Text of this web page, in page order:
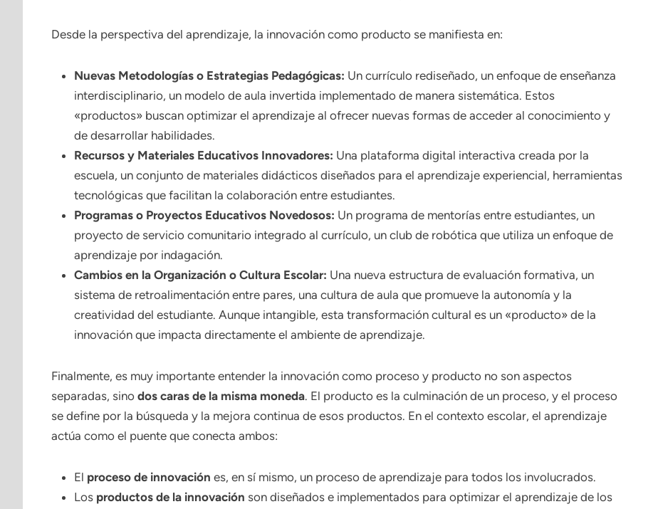
Desde la perspectiva del aprendizaje, la innovación como producto se manifiesta en:
Nuevas Metodologías o Estrategias Pedagógicas: Un currículo rediseñado, un enfoque de enseñanza
interdisciplinario, un modelo de aula invertida implementado de manera sistemática. Estos
«productos» buscan optimizar el aprendizaje al ofrecer nuevas formas de acceder al conocimiento y
de desarrollar habilidades.
Recursos y Materiales Educativos Innovadores: Una plataforma digital interactiva creada por la
escuela, un conjunto de materiales didácticos diseñados para el aprendizaje experiencial, herramientas
tecnológicas que facilitan la colaboración entre estudiantes.
Programas o Proyectos Educativos Novedosos: Un programa de mentorías entre estudiantes, un
proyecto de servicio comunitario integrado al currículo, un club de robótica que utiliza un enfoque de
aprendizaje por indagación.
Cambios en la Organización o Cultura Escolar: Una nueva estructura de evaluación formativa, un
sistema de retroalimentación entre pares, una cultura de aula que promueve la autonomía y la
creatividad del estudiante. Aunque intangible, esta transformación cultural es un «producto» de la
innovación que impacta directamente el ambiente de aprendizaje.
Finalmente, es muy importante entender la innovación como proceso y producto no son aspectos
separadas, sino dos caras de la misma moneda. El producto es la culminación de un proceso, y el proceso
se define por la búsqueda y la mejora continua de esos productos. En el contexto escolar, el aprendizaje
actúa como el puente que conecta ambos:
El proceso de innovación es, en sí mismo, un proceso de aprendizaje para todos los involucrados.
Los productos de la innovación son diseñados e implementados para optimizar el aprendizaje de los